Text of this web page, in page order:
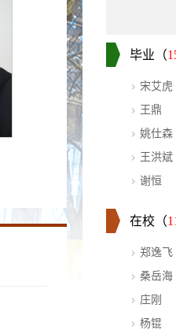
毕业（
宋艾虎
王鼎
姚仕森
王洪斌
谢恒
在校（
郑逸飞
桑岳海
庄刚
杨锟